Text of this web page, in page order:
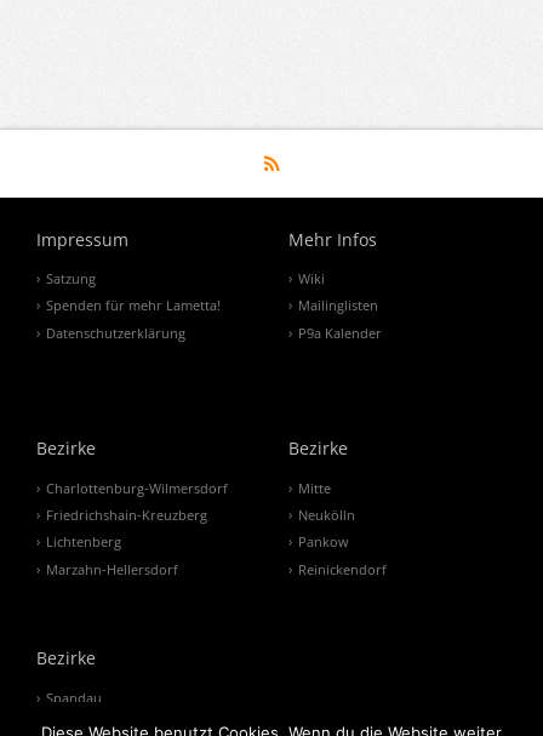
Impressum
Satzung
Spenden für mehr Lametta!
Datenschutzerklärung
Mehr Infos
Wiki
Mailinglisten
P9a Kalender
Bezirke
Charlottenburg-Wilmersdorf
Friedrichshain-Kreuzberg
Lichtenberg
Marzahn-Hellersdorf
Bezirke
Mitte
Neukölln
Pankow
Reinickendorf
Bezirke
Spandau
Steglitz-Zehlendorf